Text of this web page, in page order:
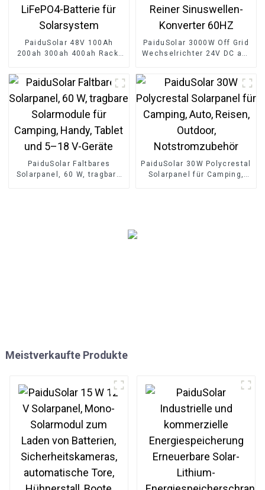
PaiduSolar 48V 100Ah
200ah 300ah 400ah Rack-
PaiduSolar 3000W Off Grid
Wechselrichter 24V DC auf
60HZ
PaiduSolar Faltbares
Solarpanel, 60 W, tragbare
PaiduSolar 30W Polycrestal
Solarpanel für Camping,
Meistverkaufte Produkte